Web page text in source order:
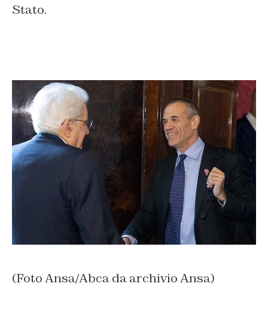
Stato.
(Foto Ansa/Abca da archivio Ansa)